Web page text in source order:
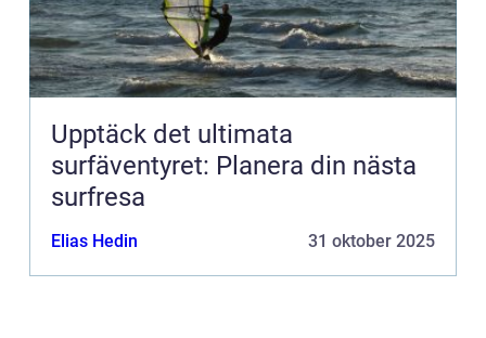
Upptäck det ultimata
surfäventyret: Planera din nästa
surfresa
Elias Hedin 31 oktober 2025